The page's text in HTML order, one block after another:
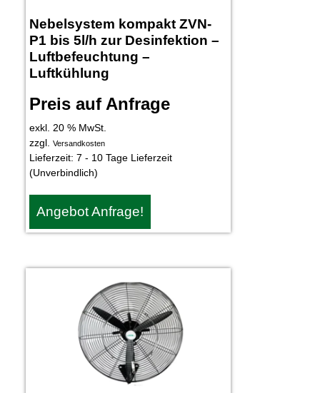
Nebelsystem kompakt ZVN-
P1 bis 5l/h zur Desinfektion –
Luftbefeuchtung –
Luftkühlung
Preis auf Anfrage
exkl. 20 % MwSt.
zzgl. Versandkosten
Lieferzeit: 7 - 10 Tage Lieferzeit
(Unverbindlich)
Angebot Anfrage!